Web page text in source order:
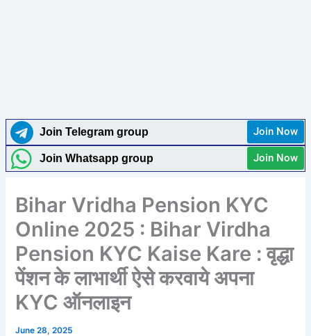
Join Telegram group Join Now
Join Whatsapp group Join Now
Bihar Vridha Pension KYC
Online 2025 : Bihar Virdha
Pension KYC Kaise Kare : वृद्धा
पेंशन के लाभार्थी ऐसे करवाये अपना
KYC ऑनलाइन
June 28, 2025